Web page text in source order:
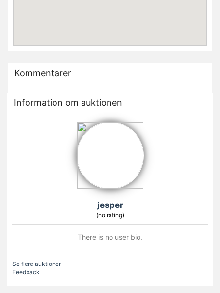
Kommentarer
Information om auktionen
jesper
(no rating)
There is no user bio.
Se flere auktioner
Feedback